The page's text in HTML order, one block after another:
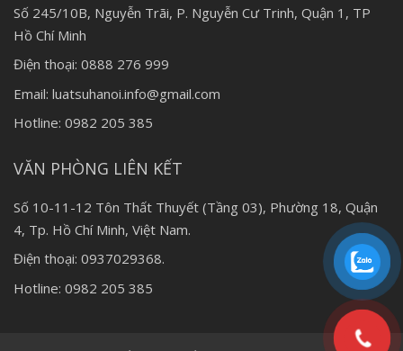
Số 245/10B, Nguyễn Trãi, P. Nguyễn Cư Trinh, Quận 1, TP
Hồ Chí Minh
Điện thoại: 0888 276 999
Email: luatsuhanoi.info@gmail.com
Hotline: 0982 205 385
VĂN PHÒNG LIÊN KẾT
Số 10-11-12 Tôn Thất Thuyết (Tầng 03), Phường 18, Quận
4, Tp. Hồ Chí Minh, Việt Nam.
Điện thoại: 0937029368.
Hotline: 0982 205 385